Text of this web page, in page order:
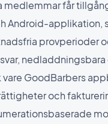
medlemmar får
Android-applikation,
provperioder
vare GoodBarbers
och